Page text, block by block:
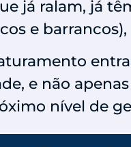
já ralam, já
e
e não
nível de